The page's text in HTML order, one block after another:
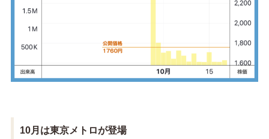
10月は東京メトロが登場